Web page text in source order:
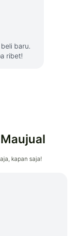
baru.
ribet!
kapan saja!